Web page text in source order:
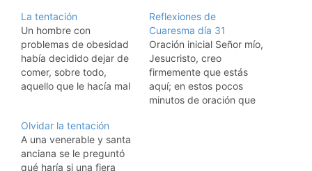
La tentación
Un hombre con
problemas de obesidad
había decidido dejar de
comer, sobre todo,
aquello que le hacía mal
avenida en la cual se
hallaba una tienda de
pasteles y bocadillos
Reflexiones de
Cuaresma día 31
Oración inicial Señor mío,
Jesucristo, creo
firmemente que estás
aquí; en estos pocos
minutos de oración que
Olvidar la tentación
A una venerable y santa
anciana se le preguntó
qué haría si una fiera